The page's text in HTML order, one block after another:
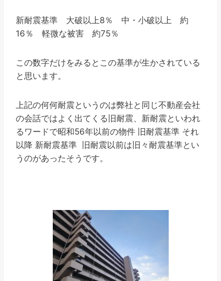
新耐震基準 大破以上8％ 中・小破以上 約
16％ 軽微な被害 約75％
この数字だけをみるとこの基準が生かされている
と思います。
上記の何何耐震というのは弊社と同じ不動産会社
の会話ではよく出てくる旧耐震、新耐震といわれ
るワードで昭和56年以前の物件 旧耐震基準 それ
以降 新耐震基準 旧耐震以前は旧々耐震基準とい
うのがあったそうです。